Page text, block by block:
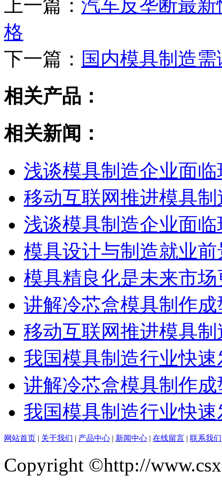
上一篇： 汽车反垄断最
格
下一篇： 国内模具制造
相关产品：
相关新闻：
浅谈模具制造企业面
移动互联网推进模具
浅谈模具制造企业面
模具设计与制造就业前
模具精良化是未来市
讲解冷芯盒模具制作
移动互联网推进模具
我国模具制造行业快
讲解冷芯盒模具制作
我国模具制造行业快
网站首页 | 关于我们 | 产品中心 | 新闻中心 | 在线留言 | 联系我们
Copyright ©http://